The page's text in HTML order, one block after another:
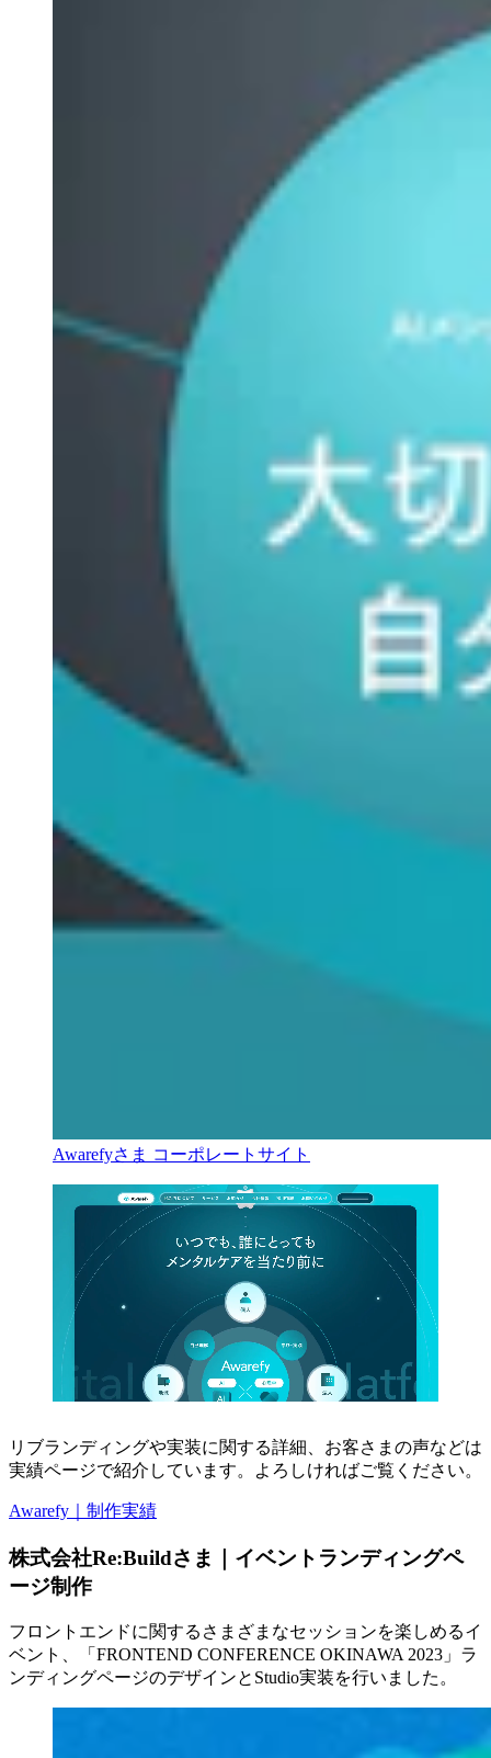
Awarefyさま コーポレートサイト
リブランディングや実装に関する詳細、お客さまの声などは
実績ページで紹介しています。よろしければご覧ください。
Awarefy｜制作実績
株式会社Re:Buildさま｜イベントランディングペ
ージ制作
フロントエンドに関するさまざまなセッションを楽しめるイ
ベント、「FRONTEND CONFERENCE OKINAWA 2023」ラ
ンディングページのデザインとStudio実装を行いました。